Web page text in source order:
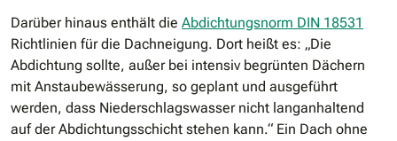
Darüber hinaus enthält die Abdichtungsnorm DIN 18531
Richtlinien für die Dachneigung. Dort heißt es: „Die
Abdichtung sollte, außer bei intensiv begrünten Dächern
mit Anstaubewässerung, so geplant und ausgeführt
werden, dass Niederschlagswasser nicht langanhaltend
auf der Abdichtungsschicht stehen kann.“ Ein Dach ohne